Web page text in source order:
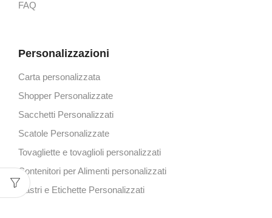
FAQ
Personalizzazioni
Carta personalizzata
Shopper Personalizzate
Sacchetti Personalizzati
Scatole Personalizzate
Tovagliette e tovaglioli personalizzati
Contenitori per Alimenti personalizzati
Nastri e Etichette Personalizzati